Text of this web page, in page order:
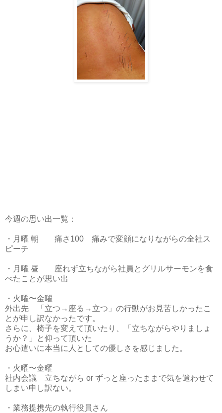
今週の思い出一覧：
・月曜 朝 痛さ100 痛みで変顔になりながらの全社ス
ピーチ
・月曜 昼 座れず立ちながら社員とグリルサーモンを食
べたことが思い出
・火曜〜金曜
外出先 「立つ→座る→立つ」の行動がお見苦しかったこ
とが申し訳なかったです。
さらに、椅子を変えて頂いたり、「立ちながらやりましょ
うか？」と仰って頂いた
お心遣いに本当に人としての優しさを感じました。
・火曜〜金曜
社内会議 立ちながら or ずっと座ったままで気を遣わせて
しまい申し訳ない。
・業務提携先の執行役員さん